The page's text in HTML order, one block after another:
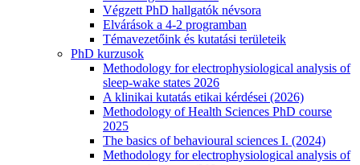
Végzett PhD hallgatók névsora
Elvárások a 4-2 programban
Témavezetőink és kutatási területeik
PhD kurzusok
Methodology for electrophysiological analysis of
sleep-wake states 2026
A klinikai kutatás etikai kérdései (2026)
Methodology of Health Sciences PhD course
2025
The basics of behavioural sciences I. (2024)
Methodology for electrophysiological analysis of